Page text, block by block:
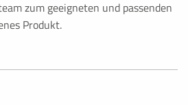
zum geeigneten und passenden
Produkt.